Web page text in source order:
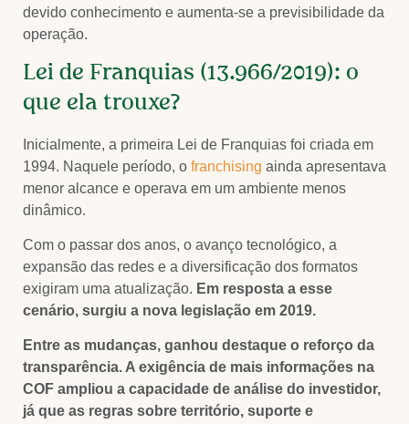
devido conhecimento e aumenta-se a previsibilidade da
operação.
Lei de Franquias (13.966/2019): o
que ela trouxe?
Inicialmente, a primeira Lei de Franquias foi criada em
1994. Naquele período, o franchising ainda apresentava
menor alcance e operava em um ambiente menos
dinâmico.
Com o passar dos anos, o avanço tecnológico, a
expansão das redes e a diversificação dos formatos
exigiram uma atualização. Em resposta a esse
cenário, surgiu a nova legislação em 2019.
Entre as mudanças, ganhou destaque o reforço da
transparência. A exigência de mais informações na
COF ampliou a capacidade de análise do investidor,
já que as regras sobre território, suporte e